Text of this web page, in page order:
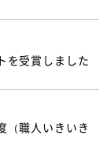
を受賞しました
（職人いきいき